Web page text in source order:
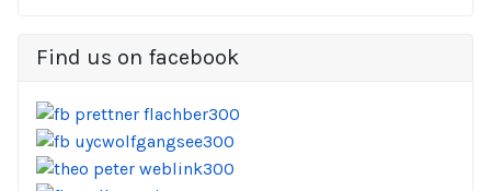
Find us on facebook